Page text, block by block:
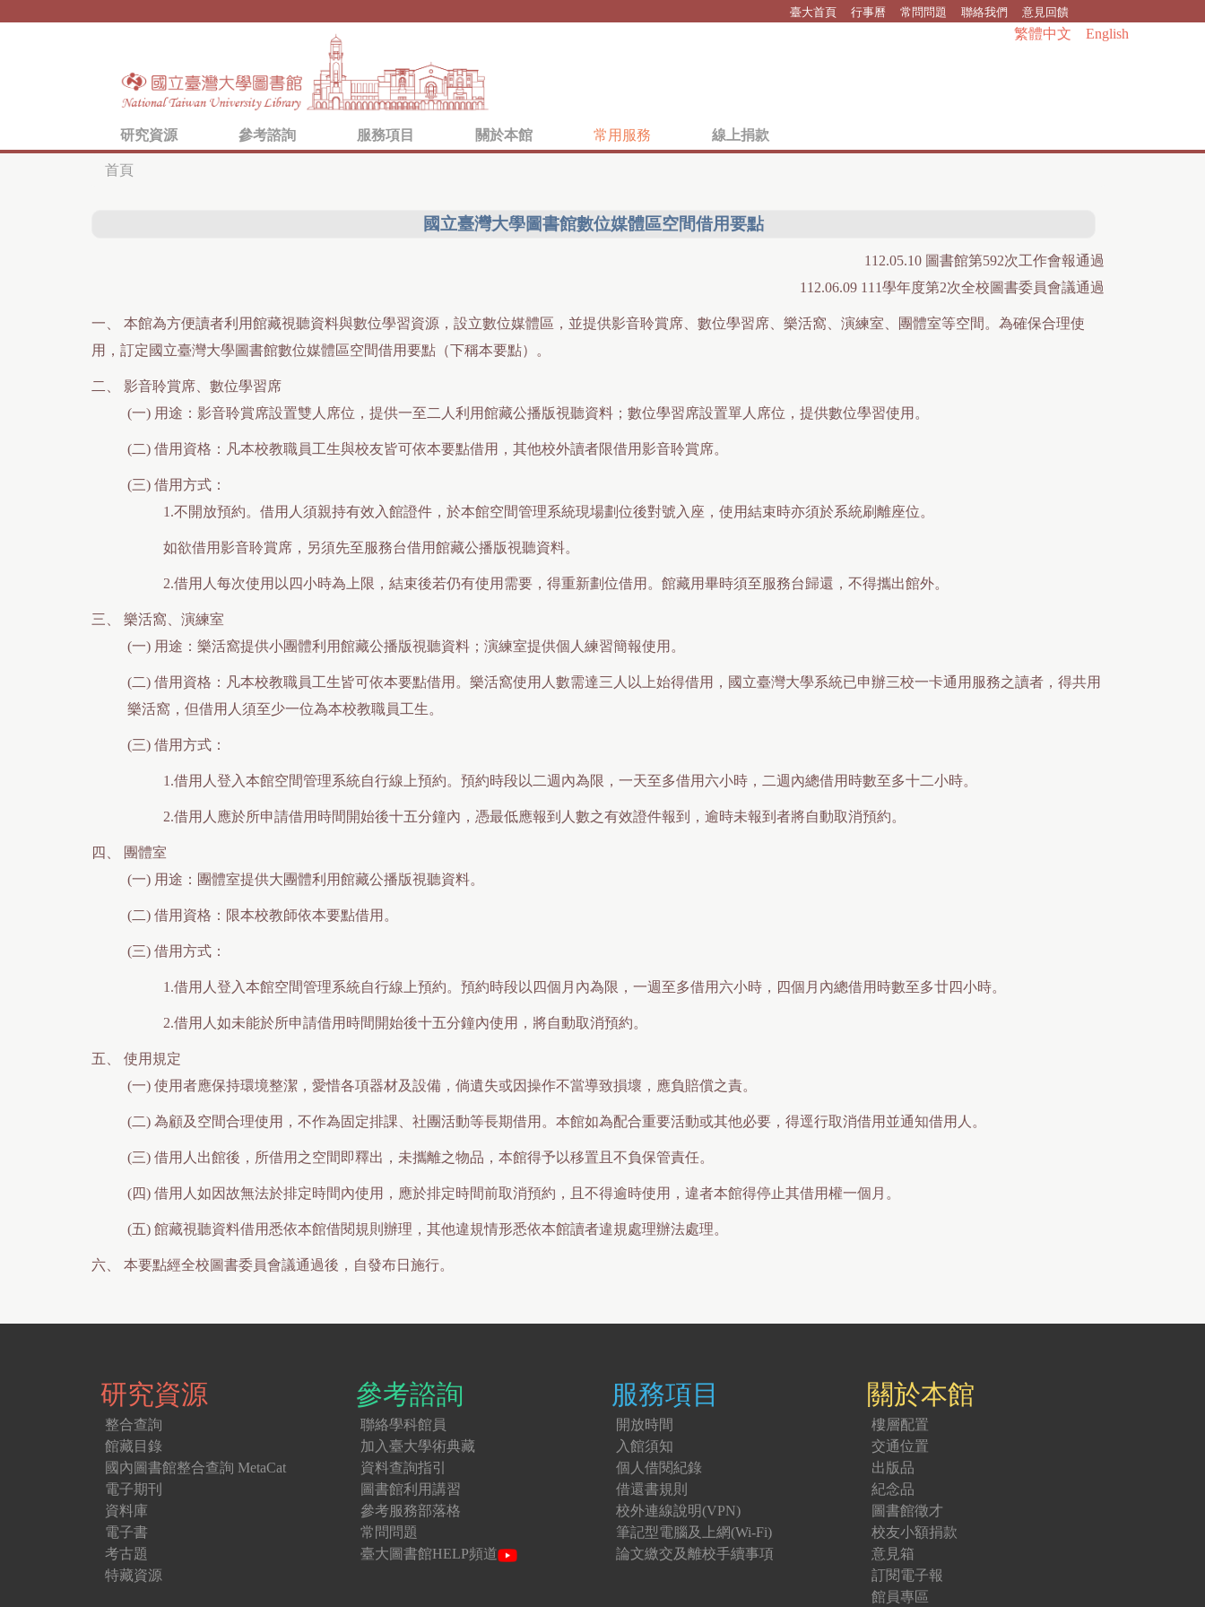
臺大首頁 行事曆 常問問題 聯絡我們 意見回饋
繁體中文 English
研究資源 參考諮詢 服務項目 關於本館 常用服務 線上捐款
首頁
國立臺灣大學圖書館數位媒體區空間借用要點
112.05.10 圖書館第592次工作會報通過
112.06.09 111學年度第2次全校圖書委員會議通過
一、
本館為方便讀者利用館藏視聽資料與數位學習資源，設立數位媒體區，並提供影音聆賞席、數位學習席、樂活窩、演練室、團體室等空間。為確保合理使
用，訂定國立臺灣大學圖書館數位媒體區空間借用要點（下稱本要點）。
二、
影音聆賞席、數位學習席
(一) 用途：影音聆賞席設置雙人席位，提供一至二人利用館藏公播版視聽資料；數位學習席設置單人席位，提供數位學習使用。
(二) 借用資格：凡本校教職員工生與校友皆可依本要點借用，其他校外讀者限借用影音聆賞席。
(三) 借用方式：
1.不開放預約。借用人須親持有效入館證件，於本館空間管理系統現場劃位後對號入座，使用結束時亦須於系統刷離座位。
如欲借用影音聆賞席，另須先至服務台借用館藏公播版視聽資料。
2.借用人每次使用以四小時為上限，結束後若仍有使用需要，得重新劃位借用。館藏用畢時須至服務台歸還，不得攜出館外。
三、
樂活窩、演練室
(一) 用途：樂活窩提供小團體利用館藏公播版視聽資料；演練室提供個人練習簡報使用。
(二) 借用資格：凡本校教職員工生皆可依本要點借用。樂活窩使用人數需達三人以上始得借用，國立臺灣大學系統已申辦三校一卡通用服務之讀者，得共用
樂活窩，但借用人須至少一位為本校教職員工生。
(三) 借用方式：
1.借用人登入本館空間管理系統自行線上預約。預約時段以二週內為限，一天至多借用六小時，二週內總借用時數至多十二小時。
2.借用人應於所申請借用時間開始後十五分鐘內，憑最低應報到人數之有效證件報到，逾時未報到者將自動取消預約。
四、
團體室
(一) 用途：團體室提供大團體利用館藏公播版視聽資料。
(二) 借用資格：限本校教師依本要點借用。
(三) 借用方式：
1.借用人登入本館空間管理系統自行線上預約。預約時段以四個月內為限，一週至多借用六小時，四個月內總借用時數至多廿四小時。
2.借用人如未能於所申請借用時間開始後十五分鐘內使用，將自動取消預約。
五、
使用規定
(一) 使用者應保持環境整潔，愛惜各項器材及設備，倘遺失或因操作不當導致損壞，應負賠償之責。
(二) 為顧及空間合理使用，不作為固定排課、社團活動等長期借用。本館如為配合重要活動或其他必要，得逕行取消借用並通知借用人。
(三) 借用人出館後，所借用之空間即釋出，未攜離之物品，本館得予以移置且不負保管責任。
(四) 借用人如因故無法於排定時間內使用，應於排定時間前取消預約，且不得逾時使用，違者本館得停止其借用權一個月。
(五) 館藏視聽資料借用悉依本館借閱規則辦理，其他違規情形悉依本館讀者違規處理辦法處理。
六、 本要點經全校圖書委員會議通過後，自發布日施行。
研究資源
整合查詢
館藏目錄
國內圖書館整合查詢 MetaCat
電子期刊
資料庫
電子書
考古題
特藏資源
參考諮詢
聯絡學科館員
加入臺大學術典藏
資料查詢指引
圖書館利用講習
參考服務部落格
常問問題
臺大圖書館HELP頻道
服務項目
開放時間
入館須知
個人借閱紀錄
借還書規則
校外連線說明(VPN)
筆記型電腦及上網(Wi-Fi)
論文繳交及離校手續事項
關於本館
樓層配置
交通位置
出版品
紀念品
圖書館徵才
校友小額捐款
意見箱
訂閱電子報
館員專區